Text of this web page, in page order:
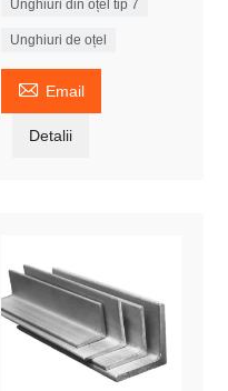
Unghiuri din oțel tip 7
Unghiuri de oțel
 Email
Detalii